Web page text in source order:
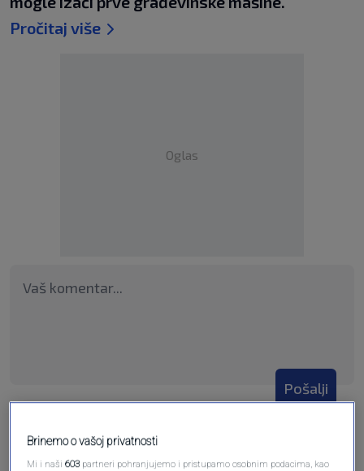
Pročitaj više
Oglas
Pošalji
Brinemo o vašoj privatnosti
Mi i naši603 partneri pohranjujemo i pristupamo osobnim podacima, kao